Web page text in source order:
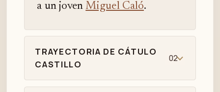
a un joven Miguel Caló.
TRAYECTORIA DE CÁTULO
CASTILLO
02